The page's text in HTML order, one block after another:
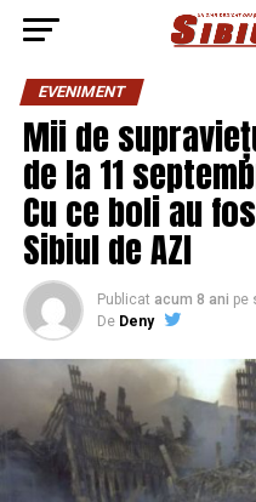
EVENIMENT
Mii de
de la 11
Cu ce boli au
Sibiul de AZI
Publicat acum 8 ani pe
De Deny